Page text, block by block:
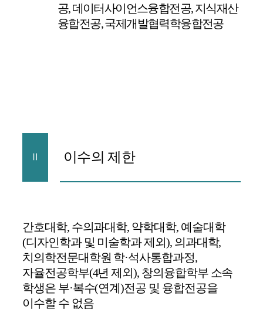
공, 데이터사이언스융합전공,지식재산
융합전공,국제개발협력학융합전공
Ⅱ 이수의 제한
간호대학, 수의과대학, 약학대학, 예술대학
(디자인학과 및 미술학과 제외), 의과대학,
치의학전문대학원 학·석사통합과정,
자율전공학부(4년 제외), 창의융합학부 소속
학생은 부·복수(연계)전공 및 융합전공을
이수할 수 없음